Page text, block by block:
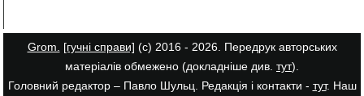
Grom. [гучні справи] (с) 2016 - 2026. Передрук авторських
матеріалів обмежено (докладніше див. тут).
Головний редактор – Павло Шульц. Редакція і контакти - тут. Наш